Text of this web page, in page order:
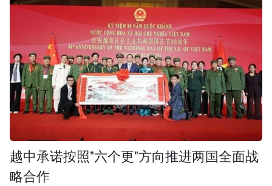
越中承诺按照"六个更"方向推进两国全面战
略合作